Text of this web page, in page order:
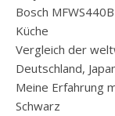
Bosch
Küche
Vergleich der
Deutschland,
Meine Erfahrung
Schwarz